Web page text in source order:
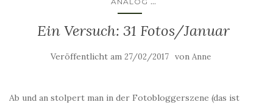
Ein Versuch: 31 Fotos/Januar
Veröffentlicht am 27/02/2017 von Anne
Ab und an stolpert man in der Fotobloggerszene (das ist